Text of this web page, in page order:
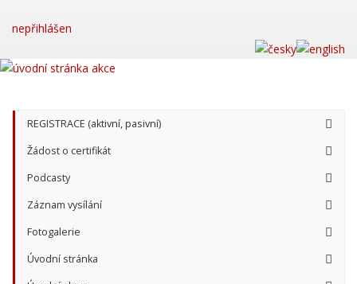
nepřihlášen
REGISTRACE (aktivní, pasivní)
Žádost o certifikát
Podcasty
Záznam vysílání
Fotogalerie
Úvodní stránka